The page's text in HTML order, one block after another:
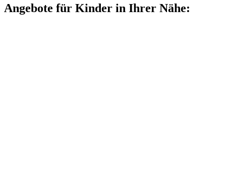
Angebote für Kinder in Ihrer Nähe: